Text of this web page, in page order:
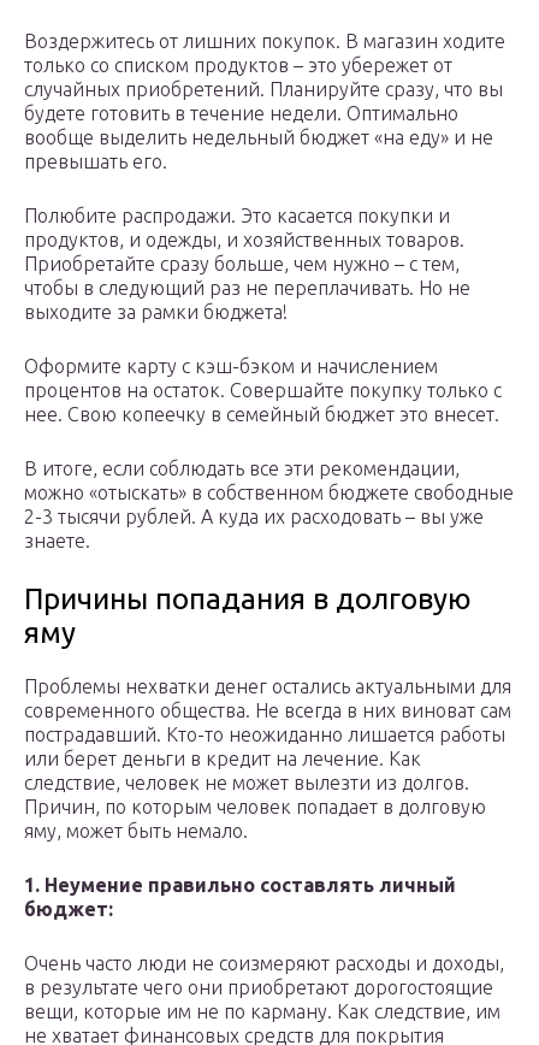
Воздержитесь от лишних покупок. В магазин ходите
только со списком продуктов – это убережет от
случайных приобретений. Планируйте сразу, что вы
будете готовить в течение недели. Оптимально
вообще выделить недельный бюджет «на еду» и не
превышать его.
Полюбите распродажи. Это касается покупки и
продуктов, и одежды, и хозяйственных товаров.
Приобретайте сразу больше, чем нужно – с тем,
чтобы в следующий раз не переплачивать. Но не
выходите за рамки бюджета!
Оформите карту с кэш-бэком и начислением
процентов на остаток. Совершайте покупку только с
нее. Свою копеечку в семейный бюджет это внесет.
В итоге, если соблюдать все эти рекомендации,
можно «отыскать» в собственном бюджете свободные
2-3 тысячи рублей. А куда их расходовать – вы уже
знаете.
Причины попадания в долговую
яму
Проблемы нехватки денег остались актуальными для
современного общества. Не всегда в них виноват сам
пострадавший. Кто-то неожиданно лишается работы
или берет деньги в кредит на лечение. Как
следствие, человек не может вылезти из долгов.
Причин, по которым человек попадает в долговую
яму, может быть немало.
1. Неумение правильно составлять личный
бюджет:
Очень часто люди не соизмеряют расходы и доходы,
в результате чего они приобретают дорогостоящие
вещи, которые им не по карману. Как следствие, им
не хватает финансовых средств для покрытия